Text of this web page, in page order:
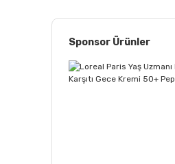
Sponsor Ürünler